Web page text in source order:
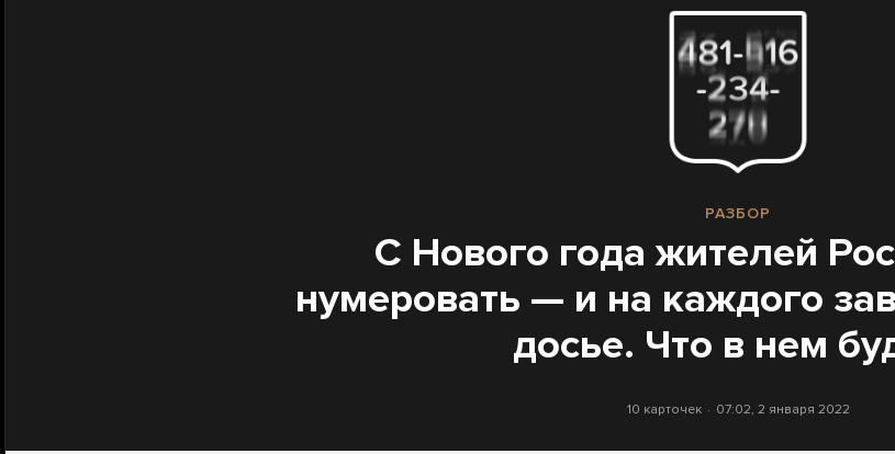
РАЗБОР
С Нового года жителей
нумеровать — и на каждого
досье. Что в нем
10 карточек 07:02, 2 января 2022